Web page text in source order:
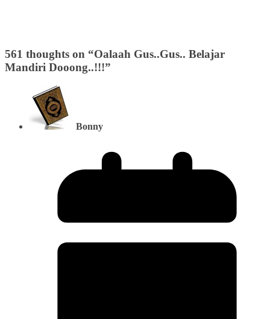
561 thoughts on “Oalaah Gus..Gus.. Belajar
Mandiri Dooong..!!!”
Bonny